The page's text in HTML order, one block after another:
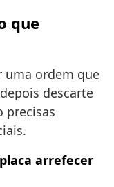
que
uma ordem que
descarte
precisas
arrefecer